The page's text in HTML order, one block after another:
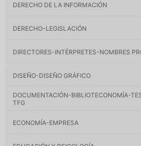
DERECHO DE LA INFORMACIÓN
DERECHO-LEGISLACIÓN
DIRECTORES-INTÉRPRETES-NOMBRES
DISEÑO-DISEÑO GRÁFICO
DOCUMENTACIÓN-BIBLIOTECONOMÍA-
TFG
ECONOMÍA-EMPRESA